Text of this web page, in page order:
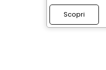
Scopri